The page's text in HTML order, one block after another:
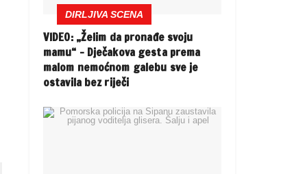
DIRLJIVA SCENA
VIDEO: „Želim da pronađe svoju
mamu“ – Dječakova gesta prema
malom nemoćnom galebu sve je
ostavila bez riječi